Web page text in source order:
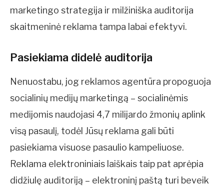
marketingo strategija ir milžiniška auditorija
skaitmeninė reklama tampa labai efektyvi.
Pasiekiama didelė auditorija
Nenuostabu, jog reklamos agentūra propoguoja
socialinių medijų marketingą – socialinėmis
medijomis naudojasi 4,7 milijardo žmonių aplink
visą pasaulį, todėl Jūsų reklama gali būti
pasiekiama visuose pasaulio kampeliuose.
Reklama elektroniniais laiškais taip pat aprėpia
didžiulę auditoriją – elektroninį paštą turi beveik